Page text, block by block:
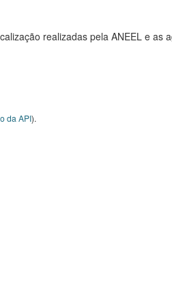
realizadas pela ANEEL e as
da API).